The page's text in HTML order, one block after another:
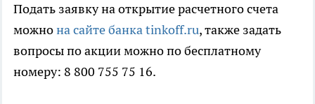
Подать заявку на открытие расчетного счета
можнона сайте банка tinkoff.ru, также задать
вопросы по акции можно по бесплатному
номеру: 8 800 755 75 16.